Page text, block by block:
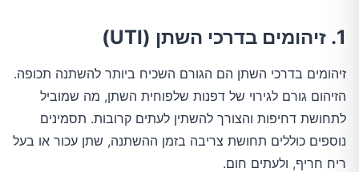
1. זיהומים בדרכי השתן (UTI)
זיהומים בדרכי השתן הם הגורם השכיח ביותר להשתנה תכופה.
הזיהום גורם לגירוי של דפנות שלפוחית השתן, מה שמוביל
לתחושת דחיפות והצורך להשתין לעתים קרובות. תסמינים
נוספים כוללים תחושת צריבה בזמן ההשתנה, שתן עכור או בעל
ריח חריף, ולעתים חום.